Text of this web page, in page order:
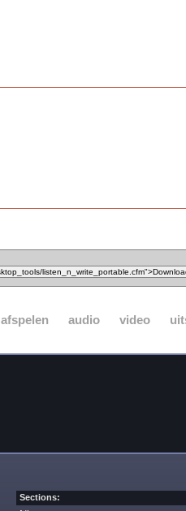
afspelen audio video
Sections: